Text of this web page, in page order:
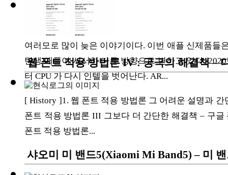
정보통신
STORY
ABOUT
ETC
ⓘ
여러모로 많이 늦은 이야기이다. 이번 애플 신제품들
탄생 애플이 서서히 다른 방향으로 변하고 있다.
터 CPU 가 다시 인텔을 벗어난다. AR...
웹 폰트 적용 방법론 IV : 궁극의 해결책 –
[ History ]1. 웹 폰트 적용 방법론 그 어려운 설명과
폰트 적용 방법론 III 그보다 더 간단한 해결책 – 구
폰트 적용 방법론...
샤오미 미 밴드5(Xiaomi Mi Band5) – 미